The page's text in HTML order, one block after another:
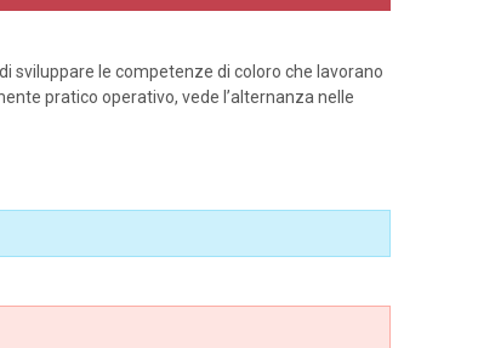
sviluppare le competenze di coloro che lavorano
pratico operativo, vede l’alternanza nelle